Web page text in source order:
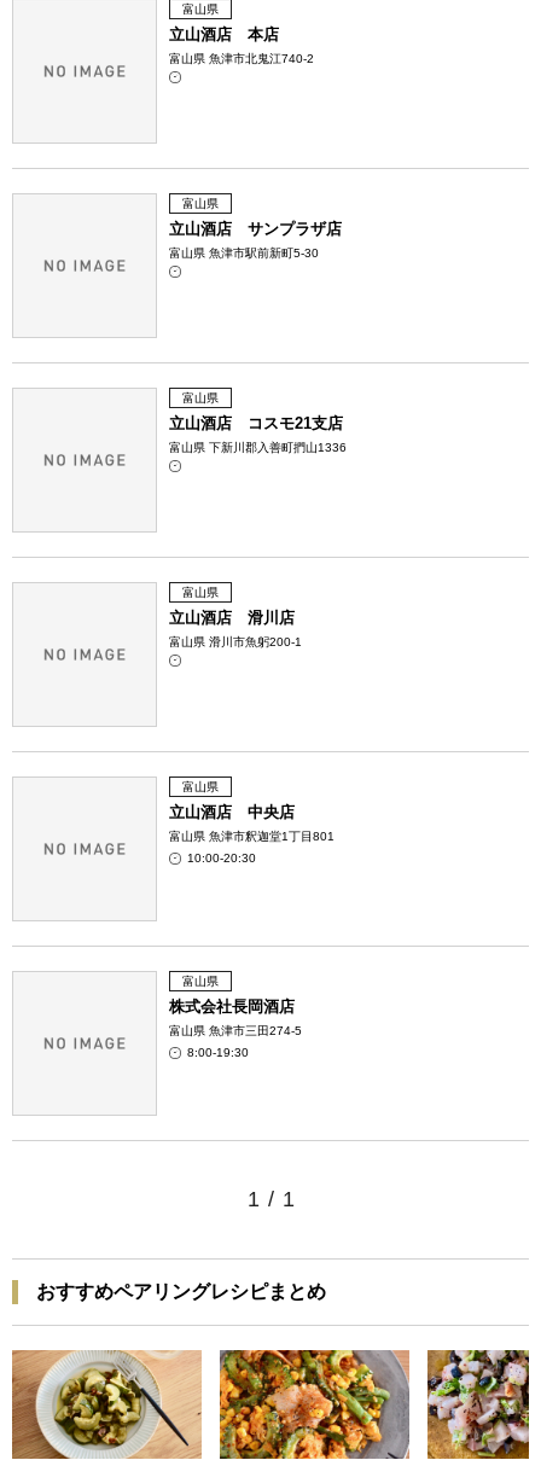
富山県
立山酒店 本店
富山県 魚津市北鬼江740-2
富山県
立山酒店 サンプラザ店
富山県 魚津市駅前新町5-30
富山県
立山酒店 コスモ21支店
富山県 下新川郡入善町捫山1336
富山県
立山酒店 滑川店
富山県 滑川市魚躬200-1
富山県
立山酒店 中央店
富山県 魚津市釈迦堂1丁目801
10:00-20:30
富山県
株式会社長岡酒店
富山県 魚津市三田274-5
8:00-19:30
1 / 1
おすすめペアリングレシピまとめ